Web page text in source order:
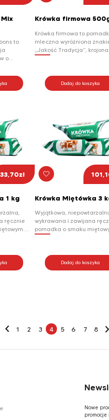
to
o
wśród
jako
do
wywołuje
Krówka firmowa
Krówka firmowa to
mleczna wyróżniona
„Jakość Tradycja”, krojona
łezka, tj. półpłynna
mleczna masa znajdująca
wewnątrz, najbardziej
krówki rozpływają się w
Dodaj do koszyka
1 kg
33,70zł
ręcznie
smakiem.
dla
Krówka Miętówka 3
Wyjątkowa,
wykrawana i zawijana
pomadka o smaku
oryginalnym miętowym
Krówka Miętówka idealnie
sprawdzi się zarówno dla
Dodaj do koszyka
← 1 2 3 4 5 6 7 8 →
Nowe